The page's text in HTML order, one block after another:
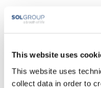
This website uses
This website uses
collect data in order to
installaties en technici voor
hoog gekwalificeerde
met oplossingen op maat en
regeltoepassingen op de markt.